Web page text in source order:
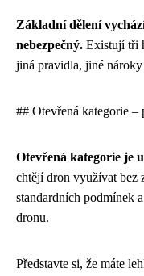
Základní dělení
nebezpečný. Existují tři
jiná pravidla, jiné
## Otevřená kategorie –
Otevřená kategorie je
chtějí dron využívat bez
standardních podmínek
dronu.
Představte si, že máte